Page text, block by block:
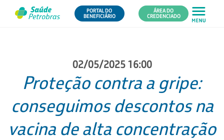
PORTAL DO
BENEFICIÁRIO
ÁREA DO
CREDENCIADO
02/05/2025 16:00
Proteção contra a gripe:
conseguimos descontos na
vacina de alta concentração